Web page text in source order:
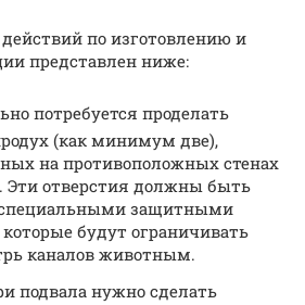
по изготовлению и
представлен ниже:
потребуется проделать
(как минимум две),
на противоположных стенах
отверстия должны быть
защитными
будут ограничивать
каналов животным.
подвала нужно сделать